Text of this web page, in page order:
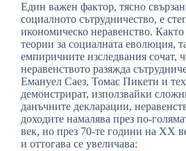
Един важен фактор, тясно
социалното сътрудничество, е
икономическо неравенство.
теории за социалната еволюция,
емпиричните изследвания сочат,
неравенството разяжда
Емануел Саез, Томас Пикети и
демонстрират, използвайки
данъчните декларации,
доходите намалява през по-
век, но през 70-те години на ХХ
и оттогава се увеличава: